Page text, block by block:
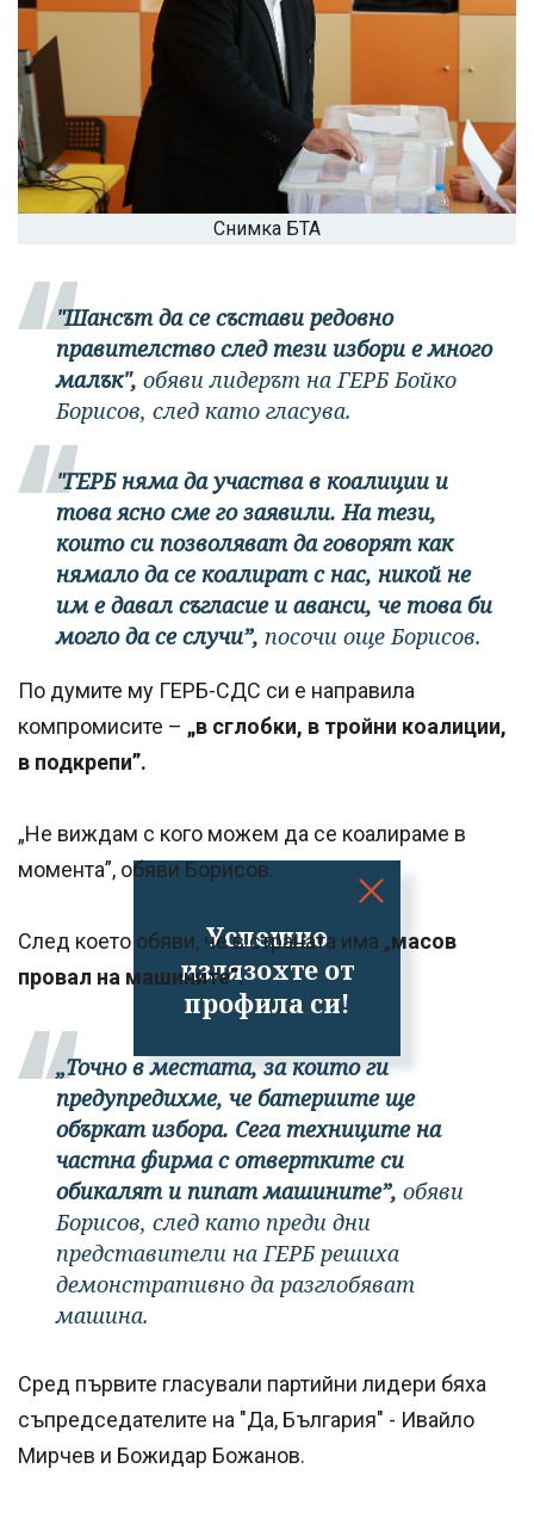
Успешно
излязохте от
профила си!
Снимка БТА
"Шансът да се състави редовно
правителство след тези избори е много
малък", обяви лидерът на ГЕРБ Бойко
Борисов, след като гласува.
"ГЕРБ няма да участва в коалиции и
това ясно сме го заявили. На тези,
които си позволяват да говорят как
нямало да се коалират с нас, никой не
им е давал съгласие и аванси, че това би
могло да се случи”, посочи още Борисов.
По думите му ГЕРБ-СДС си е направила
компромисите – „в сглобки, в тройни коалиции,
в подкрепи”.
„Не виждам с кого можем да се коалираме в
момента”, обяви Борисов.
След което обяви, че в страната има „масов
провал на машините”.
„Точно в местата, за които ги
предупредихме, че батериите ще
объркат избора. Сега техниците на
частна фирма с отвертките си
обикалят и пипат машините”, обяви
Борисов, след като преди дни
представители на ГЕРБ решиха
демонстративно да разглобяват
машина.
Сред първите гласували партийни лидери бяха
съпредседателите на "Да, България" - Ивайло
Мирчев и Божидар Божанов.